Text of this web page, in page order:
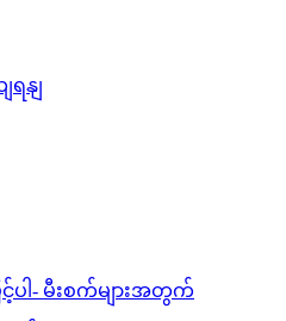
နျ
ပါ- မီးစက်များအတွက်